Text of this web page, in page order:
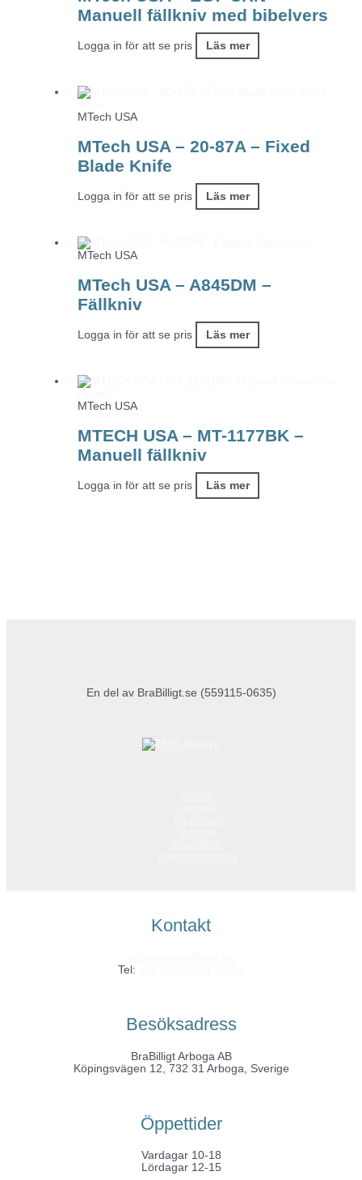
Manuell fällkniv med bibelvers
Logga in för att se pris Läs mer
MTech USA
MTech USA – 20-87A – Fixed
Blade Knife
Logga in för att se pris Läs mer
MTech USA
MTech USA – A845DM –
Fällkniv
Logga in för att se pris Läs mer
MTech USA
MTECH USA – MT-1177BK –
Manuell fällkniv
Logga in för att se pris Läs mer
En del av BraBilligt.se (559115-0635)
Kontakt
Tel:
Besöksadress
BraBilligt Arboga AB
Köpingsvägen 12, 732 31 Arboga, Sverige
Öppettider
Vardagar 10-18
Lördagar 12-15